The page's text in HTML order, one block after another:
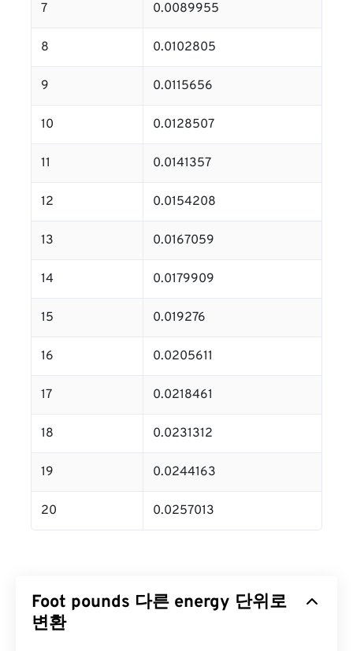
7 0.0089955
8 0.0102805
9 0.0115656
10 0.0128507
11 0.0141357
12 0.0154208
13 0.0167059
14 0.0179909
15 0.019276
16 0.0205611
17 0.0218461
18 0.0231312
19 0.0244163
20 0.0257013
Foot pounds 다른 energy 단위로
변환